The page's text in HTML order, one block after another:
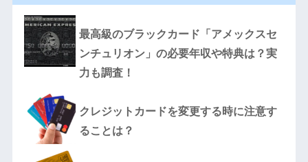
最高級のブラックカード「アメックスセ
ンチュリオン」の必要年収や特典は？実
力も調査！
クレジットカードを変更する時に注意す
ることは？